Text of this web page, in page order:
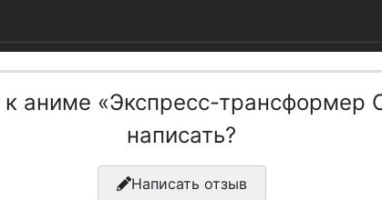
аниме «Экспресс-трансформер
написать?
Написать отзыв